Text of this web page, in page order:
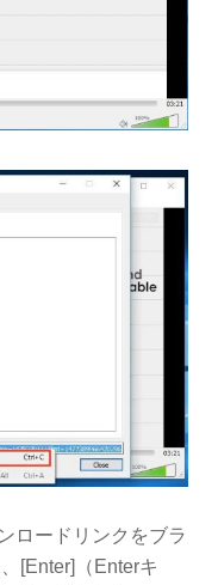
ロードリンクをブラ
[Enter]（Enterキ